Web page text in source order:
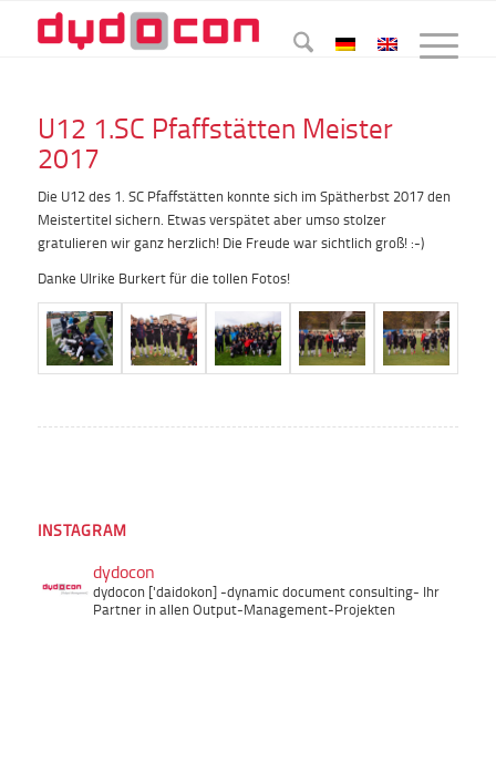
U12 1.SC Pfaffstätten Meister
2017
Die U12 des 1. SC Pfaffstätten konnte sich im Spätherbst 2017 den
Meistertitel sichern. Etwas verspätet aber umso stolzer
gratulieren wir ganz herzlich! Die Freude war sichtlich groß! :-)
Danke Ulrike Burkert für die tollen Fotos!
INSTAGRAM
dydocon
dydocon ['daidokon]-dynamic document consulting- Ihr
Partner in allen Output-Management-Projekten